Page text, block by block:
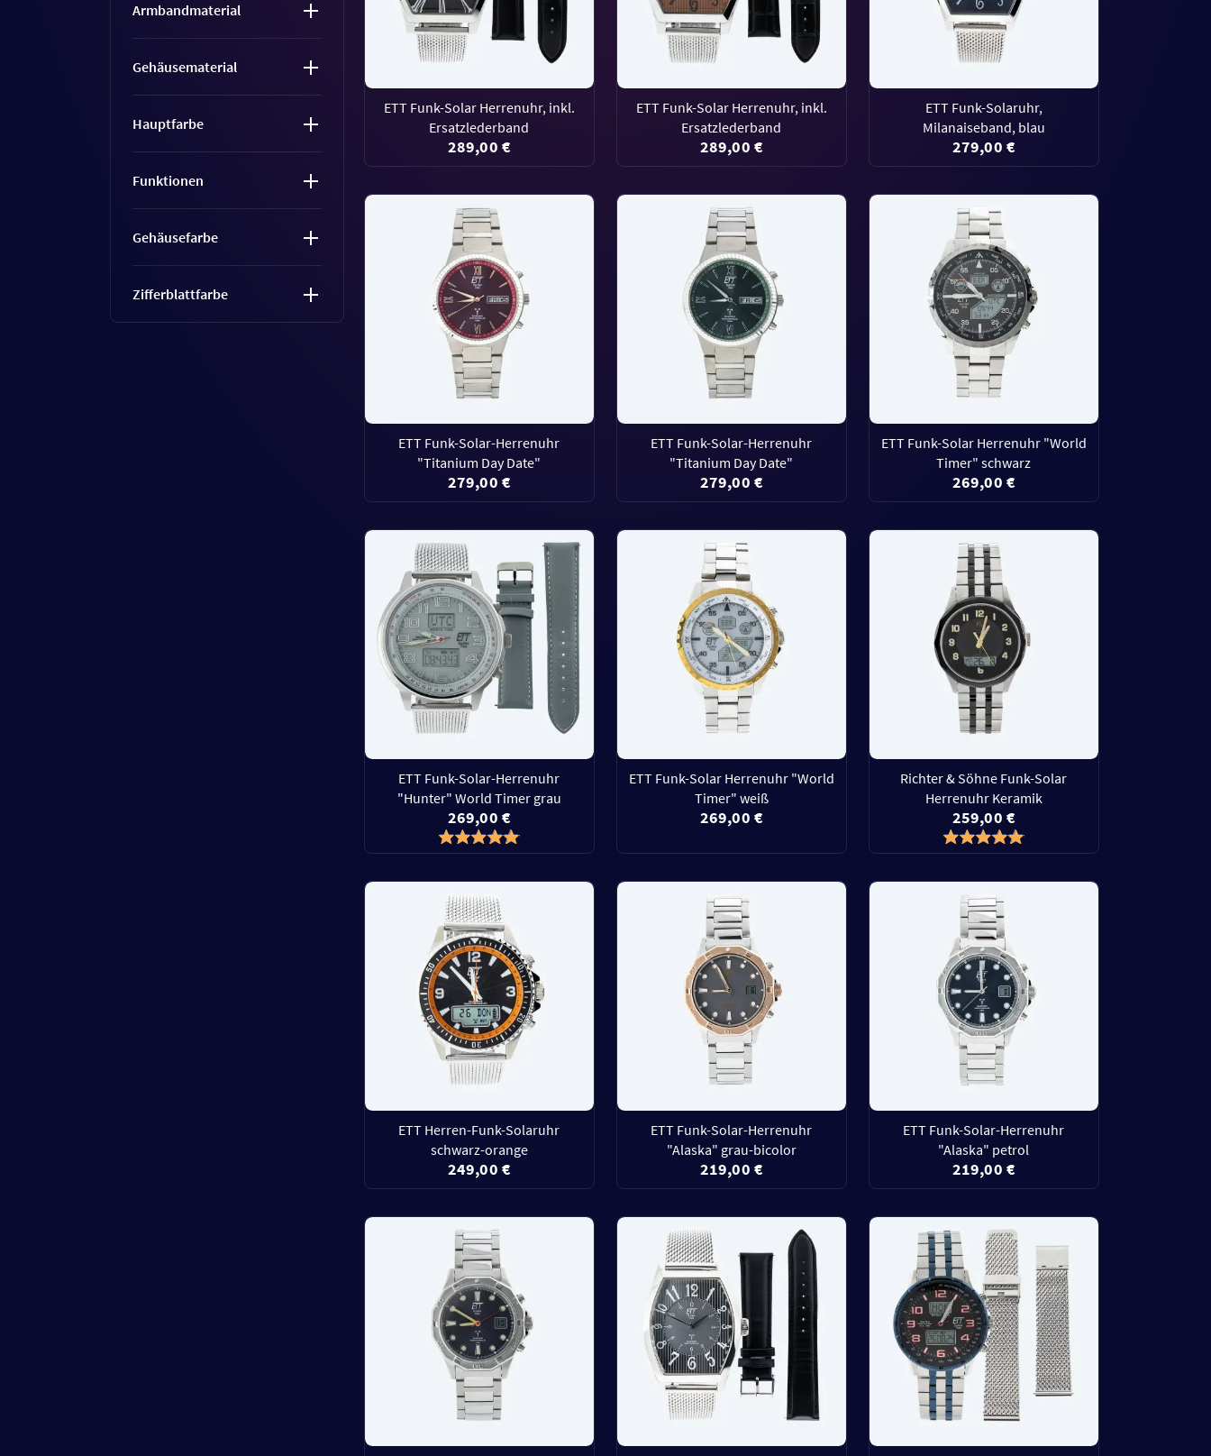
Armbandmaterial
Gehäusematerial
Hauptfarbe
Funktionen
Gehäusefarbe
Zifferblattfarbe
ETT Funk-Solar Herrenuhr, inkl.
Ersatzlederband
289,00 €
ETT Funk-Solar Herrenuhr, inkl.
Ersatzlederband
289,00 €
ETT Funk-Solaruhr,
Milanaiseband, blau
279,00 €
ETT Funk-Solar-Herrenuhr
"Titanium Day Date"
279,00 €
ETT Funk-Solar-Herrenuhr
"Titanium Day Date"
279,00 €
ETT Funk-Solar Herrenuhr "World
Timer" schwarz
269,00 €
ETT Funk-Solar-Herrenuhr
"Hunter" World Timer grau
269,00 €
ETT Funk-Solar Herrenuhr "World
Timer" weiß
269,00 €
Richter & Söhne Funk-Solar
Herrenuhr Keramik
259,00 €
ETT Herren-Funk-Solaruhr
schwarz-orange
249,00 €
ETT Funk-Solar-Herrenuhr
"Alaska" grau-bicolor
219,00 €
ETT Funk-Solar-Herrenuhr
"Alaska" petrol
219,00 €